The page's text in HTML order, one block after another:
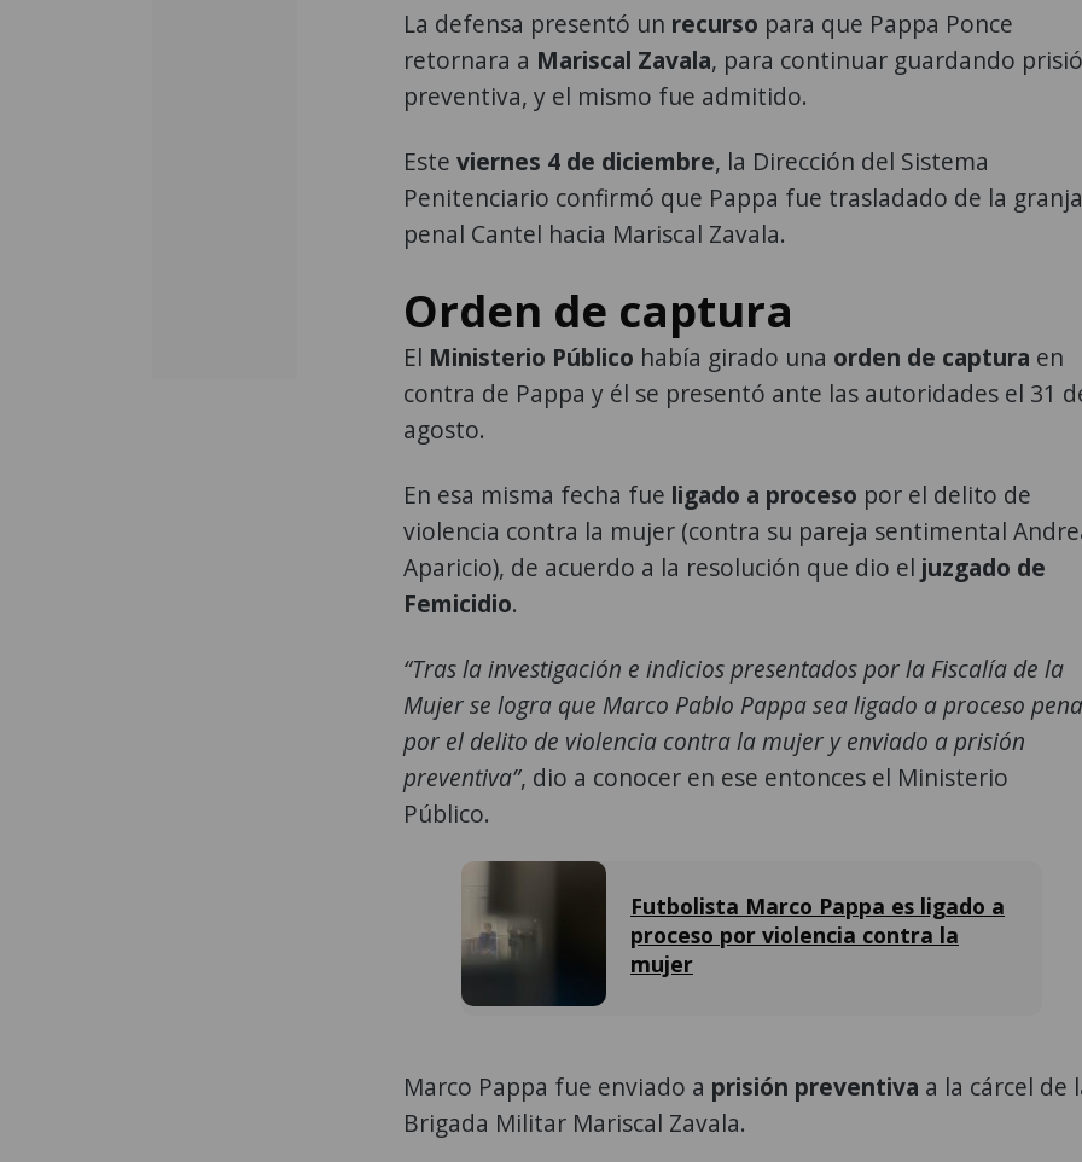
La defensa presentó un recurso para que Pappa Ponce
retornara a Mariscal Zavala, para continuar guardando
preventiva, y el mismo fue admitido.
Este viernes 4 de diciembre, la Dirección del Sistema
Penitenciario confirmó que Pappa fue trasladado de la granja
penal Cantel hacia Mariscal Zavala.
Orden de captura
El Ministerio Público había girado una orden de captura en
contra de Pappa y él se presentó ante las autoridades el 31
agosto.
En esa misma fecha fue ligado a proceso por el delito de
violencia contra la mujer (contra su pareja sentimental
Aparicio), de acuerdo a la resolución que dio el juzgado de
Femicidio.
“Tras la investigación e indicios presentados por la Fiscalía de la
Mujer se logra que Marco Pablo Pappa sea ligado a proceso
por el delito de violencia contra la mujer y enviado a prisión
preventiva”, dio a conocer en ese entonces el Ministerio
Público.
Futbolista Marco Pappa es ligado a
proceso por violencia contra la
mujer
Marco Pappa fue enviado a prisión preventiva a la cárcel de
Brigada Militar Mariscal Zavala.